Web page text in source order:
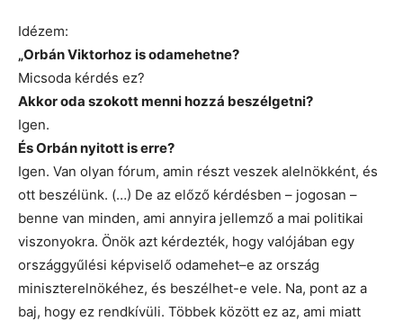
Idézem:
„Orbán Viktorhoz is odamehetne?
Micsoda kérdés ez?
Akkor oda szokott menni hozzá beszélgetni?
Igen.
És Orbán nyitott is erre?
Igen. Van olyan fórum, amin részt veszek alelnökként, és
ott beszélünk. (…) De az előző kérdésben – jogosan –
benne van minden, ami annyira jellemző a mai politikai
viszonyokra. Önök azt kérdezték, hogy valójában egy
országgyűlési képviselő odamehet–e az ország
miniszterelnökéhez, és beszélhet-e vele. Na, pont az a
baj, hogy ez rendkívüli. Többek között ez az, ami miatt